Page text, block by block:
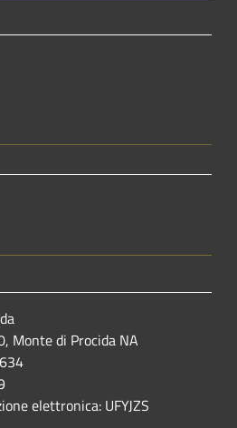
Monte di Procida NA
elettronica: UFYJZS